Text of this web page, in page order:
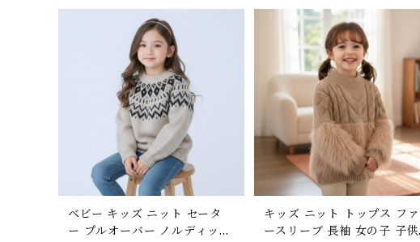
20 130 140cm
0 130cm
ベビー キッズ ニット セータ
ー プルオーバー ノルディック
キッズ ニット トップス ファ
ースリーブ 長袖 女の子 子供